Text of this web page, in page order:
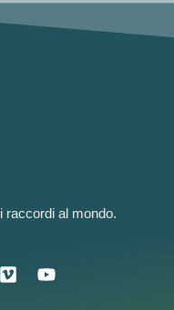
raccordi al mondo.